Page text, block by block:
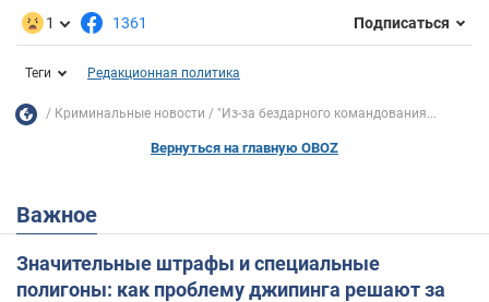
1 1361 Подписаться
Теги Редакционная политика
Криминальные новости "Из-за бездарного командования...
Вернуться на главную OBOZ
Важное
Значительные штрафы и специальные
полигоны: как проблему джипинга решают за